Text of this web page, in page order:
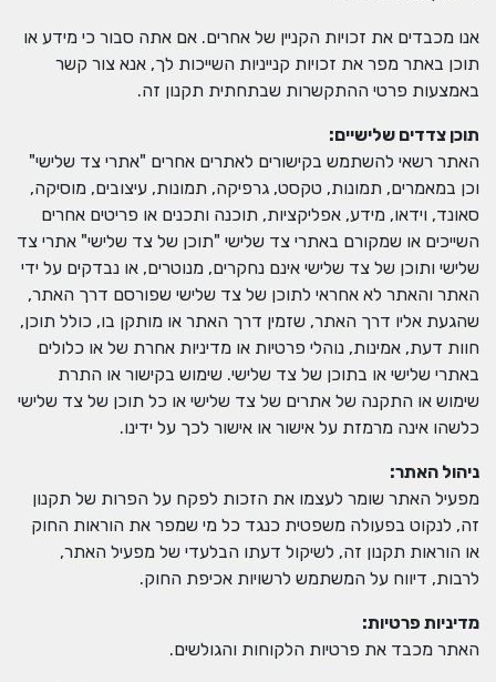
אנו מכבדים את זכויות הקניין של אחרים. אם אתה סבור כי מידע או
תוכן באתר מפר את זכויות קנייניות השייכות לך, אנא צור קשר
באמצעות פרטי ההתקשרות שבתחתית תקנון זה.
תוכן צדדים שלישיים:
האתר רשאי להשתמש בקישורים לאתרים אחרים "אתרי צד שלישי"
וכן במאמרים, תמונות, טקסט, גרפיקה, תמונות, עיצובים, מוסיקה,
סאונד, וידאו, מידע, אפליקציות, תוכנה ותכנים או פריטים אחרים
השייכים או שמקורם באתרי צד שלישי "תוכן של צד שלישי" אתרי צד
שלישי ותוכן של צד שלישי אינם נחקרים, מנוטרים, או נבדקים על ידי
האתר והאתר לא אחראי לתוכן של צד שלישי שפורסם דרך האתר,
שהגעת אליו דרך האתר, שזמין דרך האתר או מותקן בו, כולל תוכן,
חוות דעת, אמינות, נוהלי פרטיות או מדיניות אחרת של או כלולים
באתרי שלישי או בתוכן של צד שלישי. שימוש בקישור או התרת
שימוש או התקנה של אתרים של צד שלישי או כל תוכן של צד שלישי
כלשהו אינה מרמזת על אישור או אישור לכך על ידינו.
ניהול האתר:
מפעיל האתר שומר לעצמו את הזכות לפקח על הפרות של תקנון
זה, לנקוט בפעולה משפטית כנגד כל מי שמפר את הוראות החוק
או הוראות תקנון זה, לשיקול דעתו הבלעדי של מפעיל האתר,
לרבות, דיווח על המשתמש לרשויות אכיפת החוק.
מדיניות פרטיות:
האתר מכבד את פרטיות הלקוחות והגולשים.